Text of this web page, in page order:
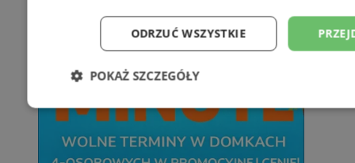
ODRZUĆ WSZYSTKIE
POKAŻ SZCZEGÓŁY
Niezbędne Wydajność